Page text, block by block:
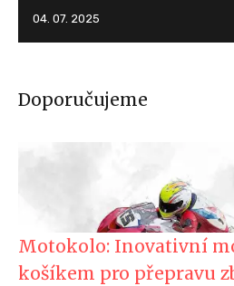
04. 07. 2025
Doporučujeme
Motokolo: Inovativní
košíkem pro přepravu